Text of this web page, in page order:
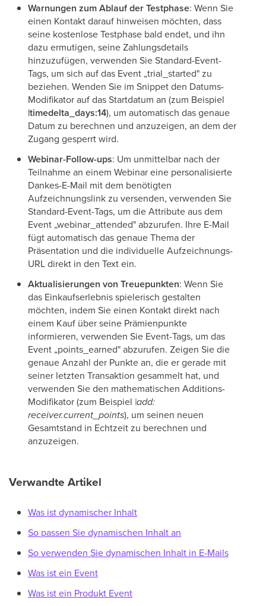
Warnungen zum Ablauf der Testphase: Wenn Sie
einen Kontakt darauf hinweisen möchten, dass
seine kostenlose Testphase bald endet, und ihn
dazu ermutigen, seine Zahlungsdetails
hinzuzufügen, verwenden Sie Standard-Event-
Tags, um sich auf das Event „trial_started" zu
beziehen. Wenden Sie im Snippet den Datums-
Modifikator auf das Startdatum an (zum Beispiel
|timedelta_days:14), um automatisch das genaue
Datum zu berechnen und anzuzeigen, an dem der
Zugang gesperrt wird.
Webinar-Follow-ups: Um unmittelbar nach der
Teilnahme an einem Webinar eine personalisierte
Dankes-E-Mail mit dem benötigten
Aufzeichnungslink zu versenden, verwenden Sie
Standard-Event-Tags, um die Attribute aus dem
Event „webinar_attended" abzurufen. Ihre E-Mail
fügt automatisch das genaue Thema der
Präsentation und die individuelle Aufzeichnungs-
URL direkt in den Text ein.
Aktualisierungen von Treuepunkten: Wenn Sie
das Einkaufserlebnis spielerisch gestalten
möchten, indem Sie einen Kontakt direkt nach
einem Kauf über seine Prämienpunkte
informieren, verwenden Sie Event-Tags, um das
Event „points_earned" abzurufen. Zeigen Sie die
genaue Anzahl der Punkte an, die er gerade mit
seiner letzten Transaktion gesammelt hat, und
verwenden Sie den mathematischen Additions-
Modifikator (zum Beispiel |add:
receiver.current_points), um seinen neuen
Gesamtstand in Echtzeit zu berechnen und
anzuzeigen.
Verwandte Artikel
Was ist dynamischer Inhalt
So passen Sie dynamischen Inhalt an
So verwenden Sie dynamischen Inhalt in E-Mails
Was ist ein Event
Was ist ein Produkt Event